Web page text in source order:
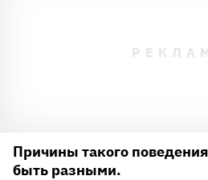
Причины такого
быть разными.